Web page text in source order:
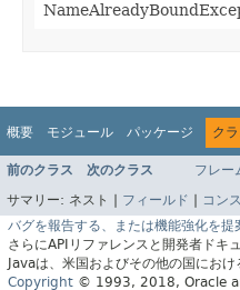
概要 モジュール パッケージ ク
前のクラス 次のクラス フレー
サマリー: ネスト | フィールド | コン
バグを報告する、または機能強化を提
さらにAPIリファレンスと開発者ドキ
Javaは、米国およびその他の国にお
Copyright © 1993, 2018, Oracle